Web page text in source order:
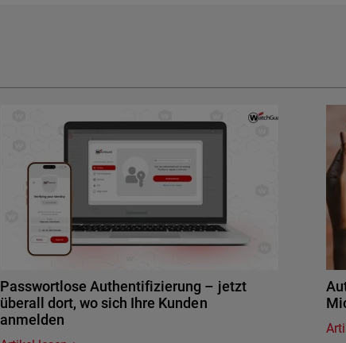
Passwortlose Authentifizierung – jetzt
überall dort, wo sich Ihre Kunden
anmelden